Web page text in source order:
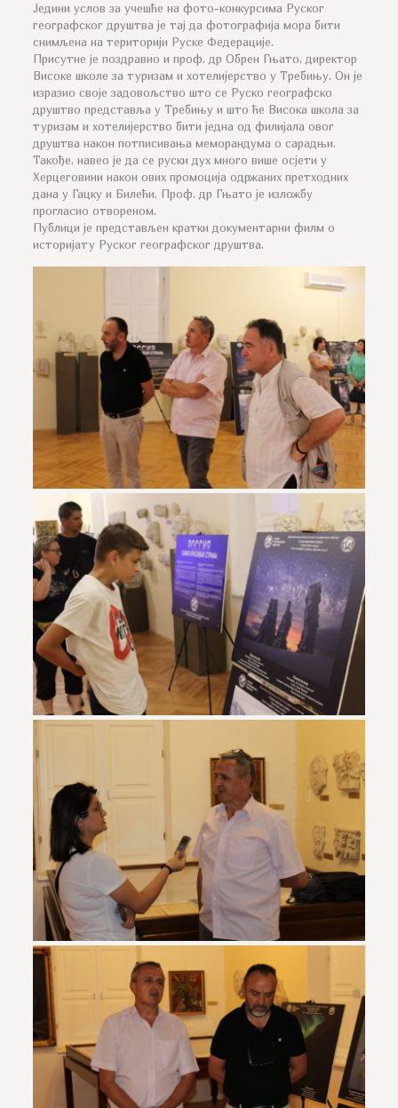
Једини услов за учешће на фото-конкурсима Руског
географског друштва је тај да фотографија мора бити
снимљена на територији Руске Федерације.
Присутне је поздравио и проф. др Обрен Гњато, директор
Високе школе за туризам и хотелијерство у Требињу. Он је
изразио своје задовољство што се Руско географско
друштво представља у Требињу и што ће Висока школа за
туризам и хотелијерство бити једна од филијала овог
друштва након потписивања меморандума о сарадњи.
Такође, навео је да се руски дух много више осјети у
Херцеговини након ових промоција одржаних претходних
дана у Гацку и Билећи. Проф. др Гњато је изложбу
прогласио отвореном.
Публици је представљен кратки документарни филм о
историјату Руског географског друштва.